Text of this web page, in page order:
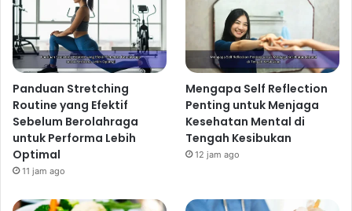
Panduan Stretching
Routine yang Efektif
Sebelum Berolahraga
untuk Performa Lebih
Optimal
11 jam ago
Mengapa Self Reflection
Penting untuk Menjaga
Kesehatan Mental di
Tengah Kesibukan
12 jam ago